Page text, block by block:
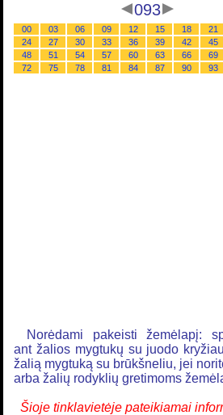
093
00 03 06 09 12 15 18
21
24
27 30 33 36 39 42
45
48
51 54 57 60 63 66
69
72
75 78 81 84 87 90 93
Norėdami pakeisti žemėlapį:
ant žalios mygtukų su juodo
žalią mygtuką su brūkšneliu, jei
arba žalių rodyklių gretimoms
Šioje tinklavietėje pateikiamai